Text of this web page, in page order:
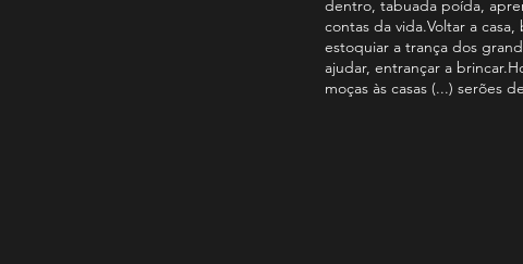
dentro, tabuada poída,
contas da vida.Voltar a casa,
estoquiar a trança dos
ajudar, entrançar a
moças às casas (...) serões